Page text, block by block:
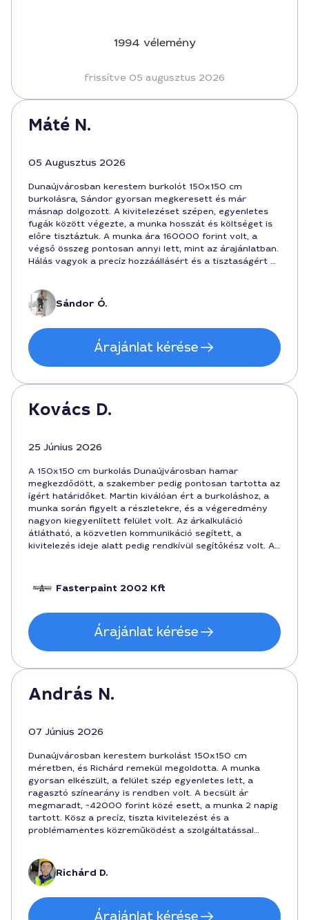
1994 vélemény
frissítve 05 augusztus 2026
Máté N.
05 Augusztus 2026
Dunaújvárosban kerestem burkolót 150x150 cm
burkolásra, Sándor gyorsan megkeresett és már
másnap dolgozott. A kivitelezéset szépen, egyenletes
fugák között végezte, a munka hosszát és költséget is
előre tisztáztuk. A munka ára 160000 forint volt, a
végső összeg pontosan annyi lett, mint az árajánlatban.
Hálás vagyok a precíz hozzáállásért és a tisztaságért a
Sándor Ó.
Árajánlat kérése
Kovács D.
25 Június 2026
A 150x150 cm burkolás Dunaújvárosban hamar
megkezdődött, a szakember pedig pontosan tartotta az
ígért határidőket. Martin kiválóan ért a burkoláshoz, a
munka során figyelt a részletekre, és a végeredmény
nagyon kiegyenlített felület volt. Az árkalkuláció
átlátható, a közvetlen kommunikáció segített, a
kivitelezés ideje alatt pedig rendkívül segítőkész volt. A
ilyen típusú feladatokra.
Fasterpaint 2002 Kft
Árajánlat kérése
András N.
07 Június 2026
Dunaújvárosban kerestem burkolást 150x150 cm
méretben, és Richárd remekül megoldotta. A munka
gyorsan elkészült, a felület szép egyenletes lett, a
ragasztó színearány is rendben volt. A becsült ár
megmaradt, ~42000 forint közé esett, a munka 2 napig
tartott. Kösz a precíz, tiszta kivitelezést és a
problémamentes közreműködést a szolgáltatással
Richárd D.
Árajánlat kérése